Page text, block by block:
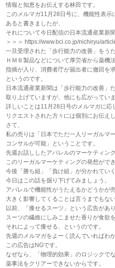
情報と知恵をお伝えする林田です。
このメルマガ11月28日号に、機能性表示
あると書きましたが、
それについて今日配信の日本流通産業新
＞＞＞ https://www.bci.co.jp/nichiryu/
一旦受理された「歩行能力の改善」をう
ＨＭＢ製品などについて厚労省から薬機
指摘が入り、消費者庁が届出者に撤回を
というのです。
日本流通産業新聞は「歩行能力の改善」
取り上げていますが、他にも広がっていま
詳しいことは11月28日号のメルマガに応
リクエストされた方々には個別にお伝えし
さて、
私の売りは「日本でただ一人リーガルマ
コンサルが可能」ということです。
先週お話ししたアパレルのマーケティン
このリーガルマーケティングの発想がで
今後「勝ち組」「負け組」が分かれてい
今日はこの話を掘り下げてみましょう。
アパレルで機能性がうたえるかどうかが
大きく影響してくることは言うまでもな
以前、「痩せるスーツ」という広告があり
スーツの繊維にしみこませた香りが食欲を
それによって痩せる、というのです。
先週のメルマガをよーく読んでいればわ
この広告はNGです。
なぜなら、「物理的効果」のロジックでな
薬事法をクリアーできないからです。